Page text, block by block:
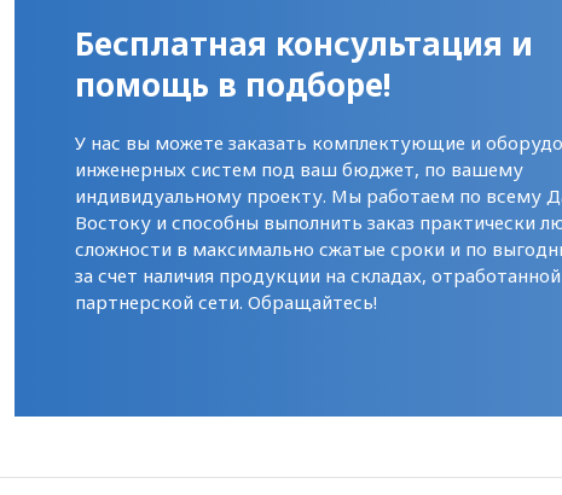
Бесплатная консультация и
помощь в подборе!
У нас вы можете заказать комплектующие и
инженерных систем под ваш бюджет, по вашему
индивидуальному проекту. Мы работаем по всему
Востоку и способны выполнить заказ практически
сложности в максимально сжатые сроки и по
за счет наличия продукции на складах,
партнерской сети. Обращайтесь!